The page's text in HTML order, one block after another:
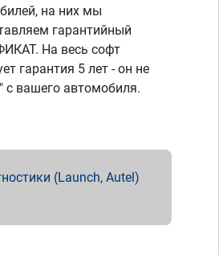
на них мы
гарантийный
На весь софт
гарантия 5 лет - он не
с вашего автомобиля.
(Launch, Autel)